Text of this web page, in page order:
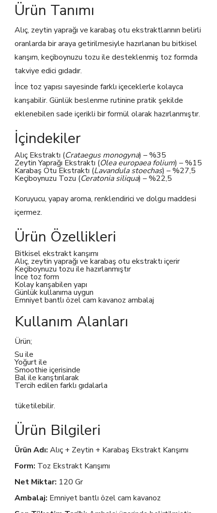
Ürün Tanımı
Alıç, zeytin yaprağı ve karabaş otu ekstraktlarının belirli
oranlarda bir araya getirilmesiyle hazırlanan bu bitkisel
karışım, keçiboynuzu tozu ile desteklenmiş toz formda
takviye edici gıdadır.
İnce toz yapısı sayesinde farklı içeceklerle kolayca
karışabilir. Günlük beslenme rutinine pratik şekilde
eklenebilen sade içerikli bir formül olarak hazırlanmıştır.
İçindekiler
Alıç Ekstraktı (Crataegus monogyna) – %35
Zeytin Yaprağı Ekstraktı (Olea europaea folium) – %15
Karabaş Otu Ekstraktı (Lavandula stoechas) – %27,5
Keçiboynuzu Tozu (Ceratonia siliqua) – %22,5
Koruyucu, yapay aroma, renklendirici ve dolgu maddesi
içermez.
Ürün Özellikleri
Bitkisel ekstrakt karışımı
Alıç, zeytin yaprağı ve karabaş otu ekstraktı içerir
Keçiboynuzu tozu ile hazırlanmıştır
İnce toz form
Kolay karışabilen yapı
Günlük kullanıma uygun
Emniyet bantlı özel cam kavanoz ambalaj
Kullanım Alanları
Ürün;
Su ile
Yoğurt ile
Smoothie içerisinde
Bal ile karıştırılarak
Tercih edilen farklı gıdalarla
tüketilebilir.
Ürün Bilgileri
Ürün Adı: Alıç + Zeytin + Karabaş Ekstrakt Karışımı
Form: Toz Ekstrakt Karışımı
Net Miktar: 120 Gr
Ambalaj: Emniyet bantlı özel cam kavanoz